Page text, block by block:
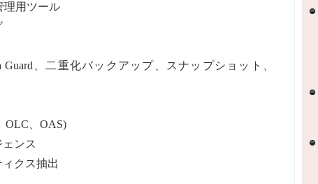
理用ツール
、二重化バックアップ、スナップショット、
OLC、OAS)
ンス
クス抽出